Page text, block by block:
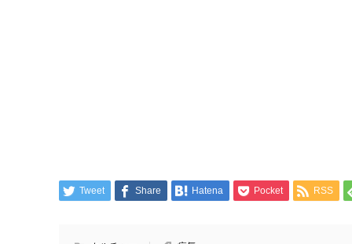
Tweet Share Hatena Pocket RSS